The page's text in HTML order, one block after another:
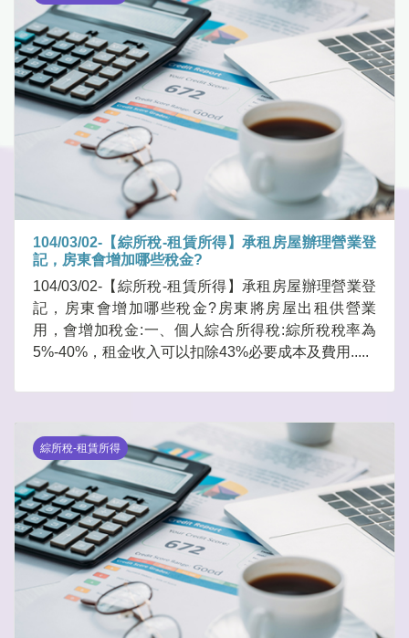
104/03/02-【綜所稅-租賃所得】承租房屋辦理營業登
記，房東會增加哪些稅金?
104/03/02-【綜所稅-租賃所得】承租房屋辦理營業登
記，房東會增加哪些稅金?房東將房屋出租供營業
用，會增加稅金:一、個人綜合所得稅:綜所稅稅率為
5%-40%，租金收入可以扣除43%必要成本及費用.....
綜所稅-租賃所得